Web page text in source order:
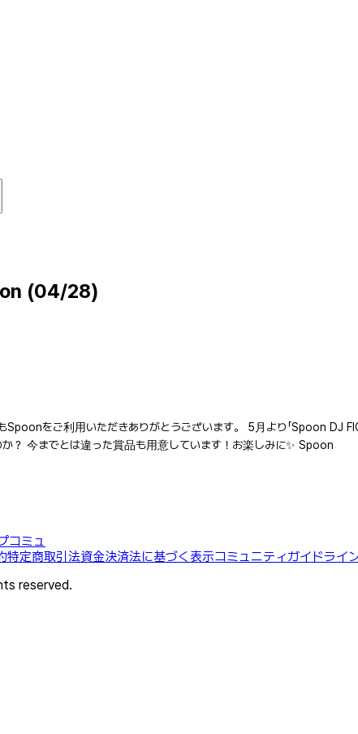
(04/28)
をご利用いただきありがとうございます。 5月より「Spoon DJ
？ 今までとは違った賞品も用意しています！お楽しみに✨ Spoon
コミュ
特定商取引法資金決済法に基づく表示コミュニティガイドライ
reserved.